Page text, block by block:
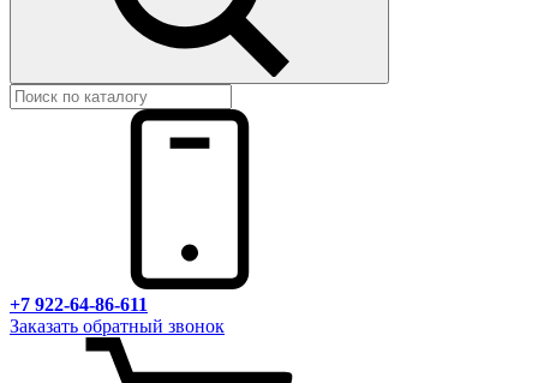
+7 922-64-86-611
Заказать обратный звонок